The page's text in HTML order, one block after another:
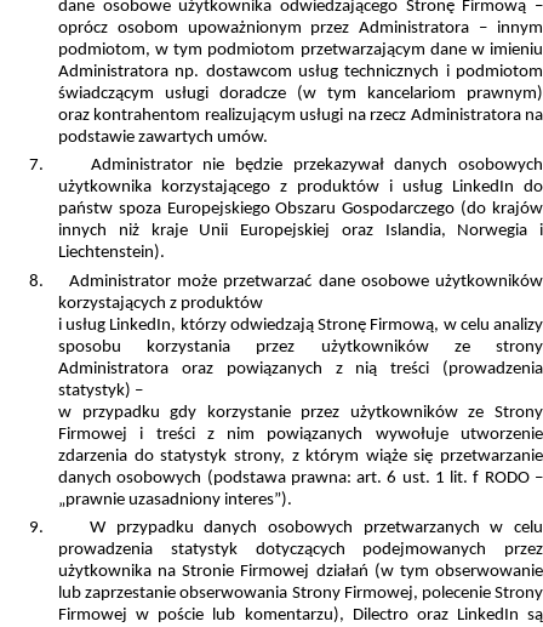
dane osobowe użytkownika odwiedzającego Stronę Firmową –
oprócz osobom upoważnionym przez Administratora – innym
podmiotom, w tym podmiotom przetwarzającym dane w imieniu
Administratora np. dostawcom usług technicznych i podmiotom
świadczącym usługi doradcze (w tym kancelariom prawnym)
oraz kontrahentom realizującym usługi na rzecz Administratora na
podstawie zawartych umów.
7.
Administrator nie będzie przekazywał danych osobowych
użytkownika korzystającego z produktów i usług LinkedIn do
państw spoza Europejskiego Obszaru Gospodarczego (do krajów
innych niż kraje Unii Europejskiej oraz Islandia, Norwegia i
Liechtenstein).
8.
Administrator może przetwarzać dane osobowe użytkowników
korzystających z produktów
i usług LinkedIn, którzy odwiedzają Stronę Firmową, w celu analizy
sposobu korzystania przez użytkowników ze strony
Administratora oraz powiązanych z nią treści (prowadzenia
statystyk) –
w przypadku gdy korzystanie przez użytkowników ze Strony
Firmowej i treści z nim powiązanych wywołuje utworzenie
zdarzenia do statystyk strony, z którym wiąże się przetwarzanie
danych osobowych (podstawa prawna: art. 6 ust. 1 lit. f RODO –
„prawnie uzasadniony interes”).
9.
W przypadku danych osobowych przetwarzanych w celu
prowadzenia statystyk dotyczących podejmowanych przez
użytkownika na Stronie Firmowej działań (w tym obserwowanie
lub zaprzestanie obserwowania Strony Firmowej, polecenie Strony
Firmowej w poście lub komentarzu), Dilectro oraz LinkedIn są